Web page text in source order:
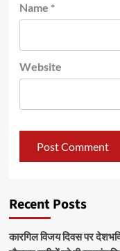
Name *
Website
Recent Posts
कारगिल विजय दिवस पर